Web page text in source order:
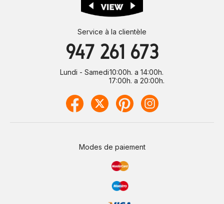
Service à la clientèle
947 261 673
Lundi - Samedi10:00h. a 14:00h.
17:00h. a 20:00h.
Modes de paiement